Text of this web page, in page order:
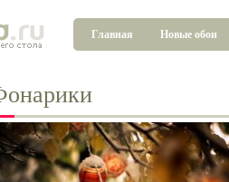
Главная Новые обои